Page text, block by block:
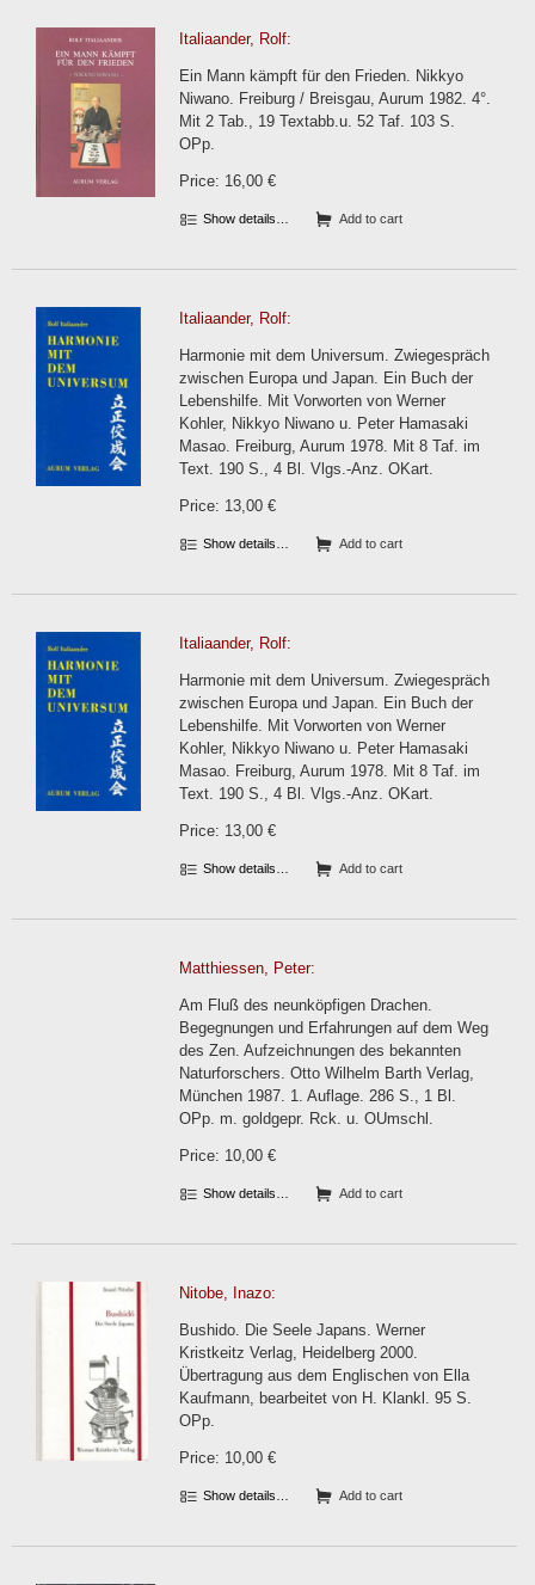
Italiaander, Rolf:
Ein Mann kämpft für den Frieden. Nikkyo
Niwano. Freiburg / Breisgau, Aurum 1982. 4°.
Mit 2 Tab., 19 Textabb.u. 52 Taf. 103 S.
OPp.
Price: 16,00 €
Show details… Add to cart
Italiaander, Rolf:
Harmonie mit dem Universum. Zwiegespräch
zwischen Europa und Japan. Ein Buch der
Lebenshilfe. Mit Vorworten von Werner
Kohler, Nikkyo Niwano u. Peter Hamasaki
Masao. Freiburg, Aurum 1978. Mit 8 Taf. im
Text. 190 S., 4 Bl. Vlgs.-Anz. OKart.
Price: 13,00 €
Show details… Add to cart
Italiaander, Rolf:
Harmonie mit dem Universum. Zwiegespräch
zwischen Europa und Japan. Ein Buch der
Lebenshilfe. Mit Vorworten von Werner
Kohler, Nikkyo Niwano u. Peter Hamasaki
Masao. Freiburg, Aurum 1978. Mit 8 Taf. im
Text. 190 S., 4 Bl. Vlgs.-Anz. OKart.
Price: 13,00 €
Show details… Add to cart
Matthiessen, Peter:
Am Fluß des neunköpfigen Drachen.
Begegnungen und Erfahrungen auf dem Weg
des Zen. Aufzeichnungen des bekannten
Naturforschers. Otto Wilhelm Barth Verlag,
München 1987. 1. Auflage. 286 S., 1 Bl.
OPp. m. goldgepr. Rck. u. OUmschl.
Price: 10,00 €
Show details… Add to cart
Nitobe, Inazo:
Bushido. Die Seele Japans. Werner
Kristkeitz Verlag, Heidelberg 2000.
Übertragung aus dem Englischen von Ella
Kaufmann, bearbeitet von H. Klankl. 95 S.
OPp.
Price: 10,00 €
Show details… Add to cart